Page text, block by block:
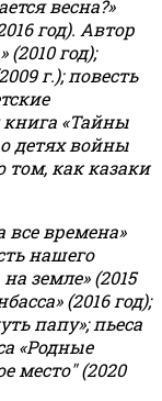
весна?»
год). Автор
год);
г.); повесть
книга «Тайны
о детях войны
том, как казаки
все времена»
нашего
земле» (2015
(2016 год);
папу»; пьеса
«Родные
место" (2020